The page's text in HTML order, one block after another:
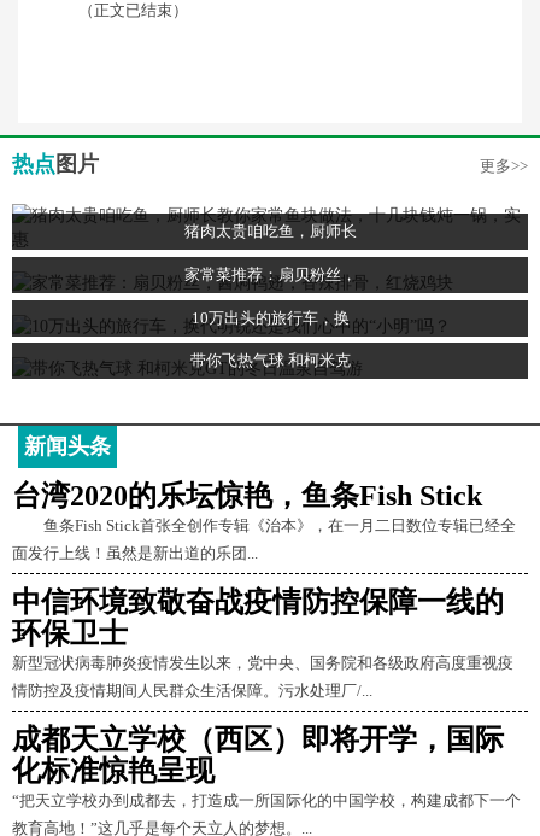
（正文已结束）
热点 图片 更多>>
猪肉太贵咱吃鱼，厨师长
家常菜推荐：扇贝粉丝，
10万出头的旅行车，换
带你飞热气球 和柯米克
新闻头条
台湾2020的乐坛惊艳，鱼条Fish Stick
鱼条Fish Stick首张全创作专辑《治本》，在一月二日数位专辑已经全
面发行上线！虽然是新出道的乐团...
中信环境致敬奋战疫情防控保障一线的
环保卫士
新型冠状病毒肺炎疫情发生以来，党中央、国务院和各级政府高度重视疫
情防控及疫情期间人民群众生活保障。污水处理厂/...
成都天立学校（西区）即将开学，国际
化标准惊艳呈现
“把天立学校办到成都去，打造成一所国际化的中国学校，构建成都下一个
教育高地！”这几乎是每个天立人的梦想。...